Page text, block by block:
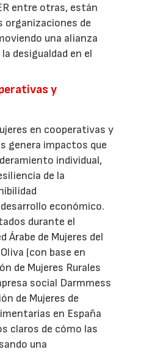
entre otras, están
organizaciones de
una alianza
desigualdad en el
y
en cooperativas y
genera impactos que
individual,
de la
económico.
durante el
Árabe de Mujeres del
(con base en
de Mujeres Rurales
social Darmmess
de Mujeres de
en España
claros de cómo las
una